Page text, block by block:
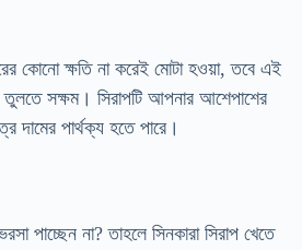
কোনো ক্ষতি না করেই মোটা হওয়া, তবে এই
তুলতে সক্ষম। সিরাপটি আপনার আশেপাশের
দামের পার্থক্য হতে পারে।
পাচ্ছেন না? তাহলে সিনকারা সিরাপ খেতে